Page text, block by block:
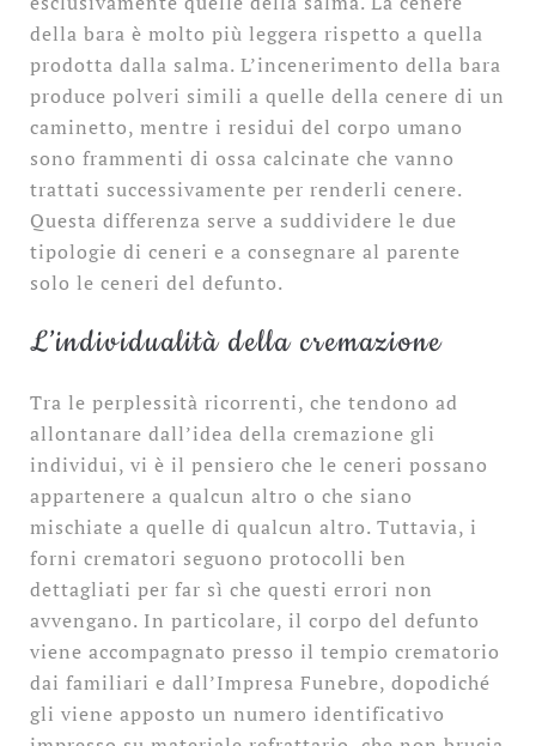
della bara è molto più leggera rispetto a quella
prodotta dalla salma. L’incenerimento della bara
produce polveri simili a quelle della cenere di un
caminetto, mentre i residui del corpo umano
sono frammenti di ossa calcinate che vanno
trattati successivamente per renderli cenere.
Questa differenza serve a suddividere le due
tipologie di ceneri e a consegnare al parente
solo le ceneri del defunto.
L’individualità della cremazione
Tra le perplessità ricorrenti, che tendono ad
allontanare dall’idea della cremazione gli
individui, vi è il pensiero che le ceneri possano
appartenere a qualcun altro o che siano
mischiate a quelle di qualcun altro. Tuttavia, i
forni crematori seguono protocolli ben
dettagliati per far sì che questi errori non
avvengano. In particolare, il corpo del defunto
viene accompagnato presso il tempio crematorio
dai familiari e dall’Impresa Funebre, dopodiché
gli viene apposto un numero identificativo